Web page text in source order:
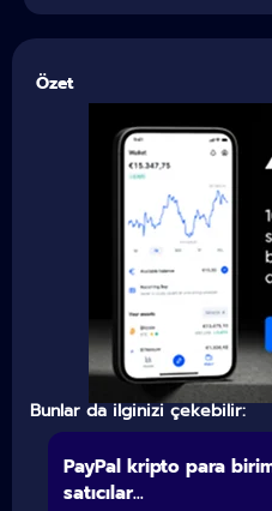
Özet
Bunlar da ilginizi çekebilir:
PayPal kripto para
satıcılar...